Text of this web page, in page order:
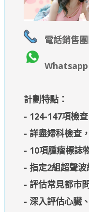
電話銷售團
Whatsapp
計劃特點：
- 124-147項檢查
- 詳盡婦科檢查
- 10項腫瘤標誌
- 指定2組超聲
- 評估常見都市
- 深入評估心臟